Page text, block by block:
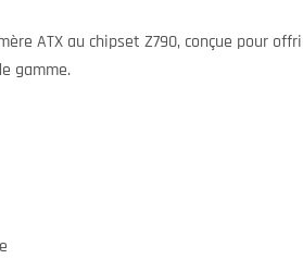
ATX au chipset Z790, conçue pour
gamme.